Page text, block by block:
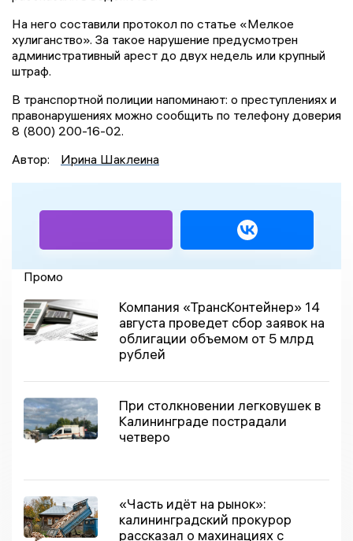
На него составили протокол по статье «Мелкое
хулиганство». За такое нарушение предусмотрен
административный арест до двух недель или крупный
штраф.
В транспортной полиции напоминают: о преступлениях и
правонарушениях можно сообщить по телефону доверия
8 (800) 200-16-02.
Автор:
Ирина Шаклеина
Промо
Компания «ТрансКонтейнер» 14
августа проведет сбор заявок на
облигации объемом от 5 млрд
рублей
При столкновении легковушек в
Калининграде пострадали
четверо
«Часть идёт на рынок»:
калининградский прокурор
рассказал о махинациях с